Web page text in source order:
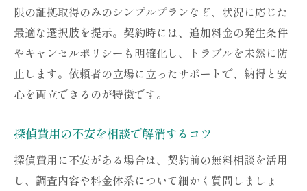
限の証拠取得のみのシンプルプランなど、状況に応じた
最適な選択肢を提示。契約時には、追加料金の発生条件
やキャンセルポリシーも明確化し、トラブルを未然に防
止します。依頼者の立場に立ったサポートで、納得と安
心を両立できるのが特徴です。
探偵費用の不安を相談で解消するコツ
探偵費用に不安がある場合は、契約前の無料相談を活用
し、調査内容や料金体系について細かく質問しましょ